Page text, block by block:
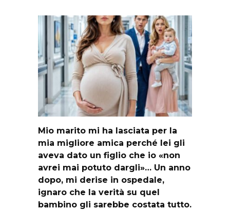
Mio marito mi ha lasciata per la
mia migliore amica perché lei gli
aveva dato un figlio che io «non
avrei mai potuto dargli»… Un anno
dopo, mi derise in ospedale,
ignaro che la verità su quel
bambino gli sarebbe costata tutto.